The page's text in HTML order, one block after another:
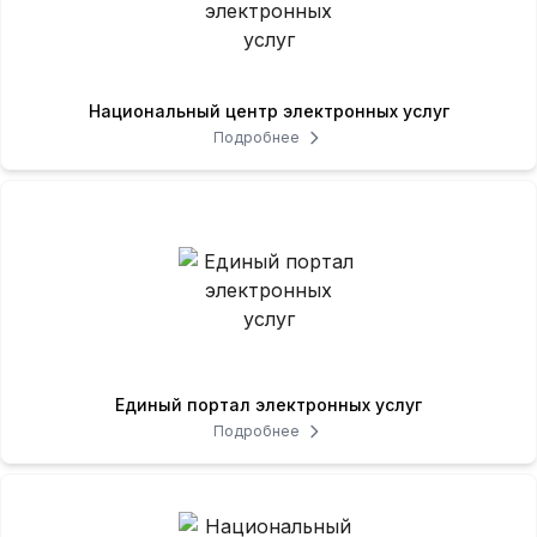
Национальный центр электронных услуг
Подробнее
Единый портал электронных услуг
Подробнее